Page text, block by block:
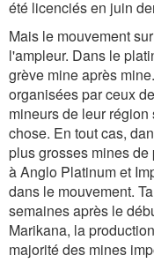
été licenciés en juin
Mais le mouvement
l'ampleur. Dans le
grève mine après
organisées par ceux
mineurs de leur
chose. En tout cas,
plus grosses mines
à Anglo Platinum et
dans le mouvement.
semaines après le
Marikana, la
majorité des mines